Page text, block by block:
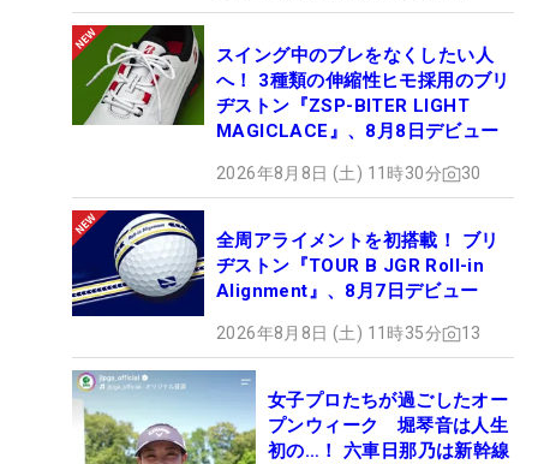
スイング中のブレをなくしたい人
へ！ 3種類の伸縮性ヒモ採用のブリ
ヂストン『ZSP-BITER LIGHT
MAGICLACE』、8月8日デビュー
2026年8月8日 (土) 11時30分 30
全周アライメントを初搭載！ ブリ
ヂストン『TOUR B JGR Roll-in
Alignment』、8月7日デビュー
2026年8月8日 (土) 11時35分 13
女子プロたちが過ごしたオー
プンウィーク 堀琴音は人生
初の…！ 六車日那乃は新幹線